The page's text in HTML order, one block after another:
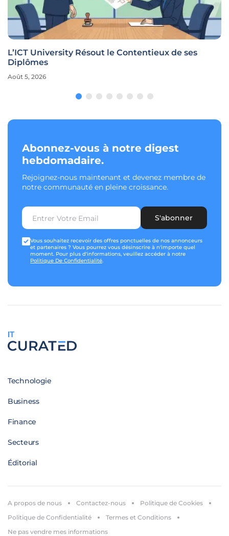
L’ICT University Résout le Contentieux de ses
Diplômes
Août 5, 2026
Abonnez-vous à notre digest
hebdomadaire.
Rejoignez-nous maintenant et devenez membre de
notre communauté en pleine croissance.
S'abonner
Vous souhaitez recevoir des offres ponctuelles de nos annonceurs
et partenaires ? Vous pourrez vous désinscrire à n'importe quel
moment. Pour plus d'informations, veuillez accéder à notre
Politique De Confidentialité.
IT
Technologie
Business
Finance
Secteurs
Éditorial
A propos de nous Contactez-nous
Politique de Cookies
Politique de Confidentialité
Termes et Conditions
Ne pas vendre mes informations